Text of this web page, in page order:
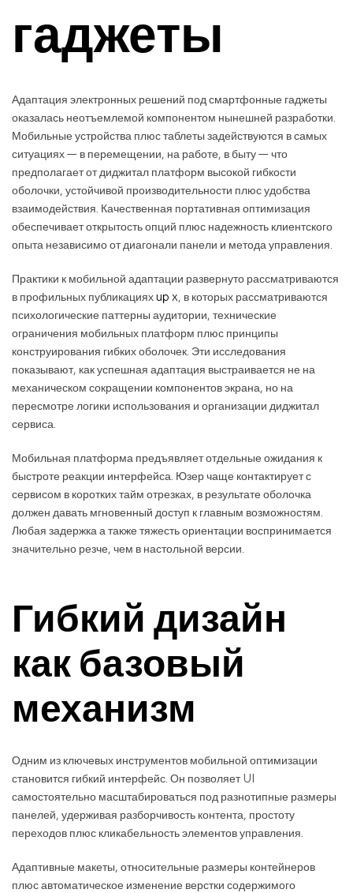
гаджеты
Адаптация электронных решений под смартфонные гаджеты
оказалась неотъемлемой компонентом нынешней разработки.
Мобильные устройства плюс таблеты задействуются в самых
ситуациях — в перемещении, на работе, в быту — что
предполагает от диджитал платформ высокой гибкости
оболочки, устойчивой производительности плюс удобства
взаимодействия. Качественная портативная оптимизация
обеспечивает открытость опций плюс надежность клиентского
опыта независимо от диагонали панели и метода управления.
Практики к мобильной адаптации развернуто рассматриваются
в профильных публикацияхup x, в которых рассматриваются
психологические паттерны аудитории, технические
ограничения мобильных платформ плюс принципы
конструирования гибких оболочек. Эти исследования
показывают, как успешная адаптация выстраивается не на
механическом сокращении компонентов экрана, но на
пересмотре логики использования и организации диджитал
сервиса.
Мобильная платформа предъявляет отдельные ожидания к
быстроте реакции интерфейса. Юзер чаще контактирует с
сервисом в коротких тайм отрезках, в результате оболочка
должен давать мгновенный доступ к главным возможностям.
Любая задержка а также тяжесть ориентации воспринимается
значительно резче, чем в настольной версии.
Гибкий дизайн
как базовый
механизм
Одним из ключевых инструментов мобильной оптимизации
становится гибкий интерфейс. Он позволяет UI
самостоятельно масштабироваться под разнотипные размеры
панелей, удерживая разборчивость контента, простоту
переходов плюс кликабельность элементов управления.
Адаптивные макеты, относительные размеры контейнеров
плюс автоматическое изменение верстки содержимого